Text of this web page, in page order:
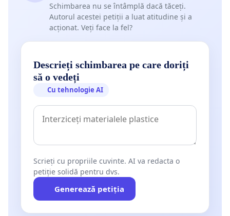
Schimbarea nu se întâmplă dacă tăceți.
Autorul acestei petiții a luat atitudine și a
acționat. Veți face la fel?
Descrieți schimbarea pe care doriți
să o vedeți
Cu tehnologie AI
Scrieți cu propriile cuvinte. AI va redacta o
petiție solidă pentru dvs.
Generează petiția